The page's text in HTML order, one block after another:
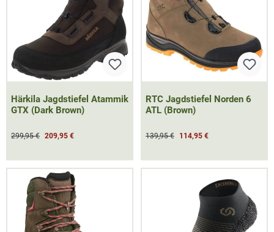
Härkila Jagdstiefel Atammik
GTX (Dark Brown)
299,95 € 209,95 €
RTC Jagdstiefel Norden 6
ATL (Brown)
139,95 € 114,95 €